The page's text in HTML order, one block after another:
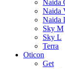
Naida
Naida
Naida
Sky M
Sky L
Terra
Oticon
Get